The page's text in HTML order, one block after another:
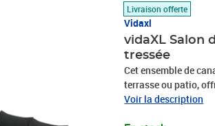
Livraison offerte
Vidaxl
vidaXL Salon
tressée
Cet ensemble de
terrasse ou patio,
famille et les amis
Voir la description
Prix 487,89€